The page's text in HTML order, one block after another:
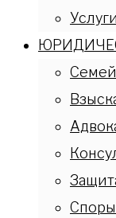
Споры